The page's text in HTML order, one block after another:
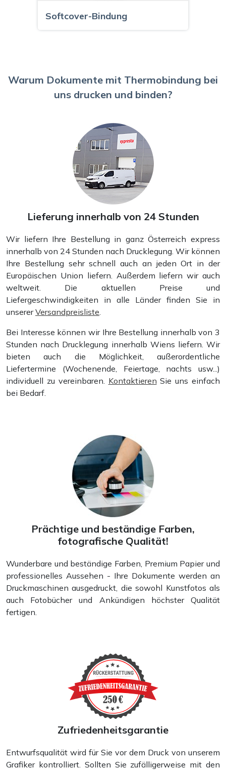
Softcover-Bindung
Spiralbindung
Plastik-Spiralbindung
Warum Dokumente mit Thermobindung bei
uns drucken und binden?
Lieferung innerhalb von 24 Stunden
Wir liefern Ihre Bestellung in ganz Österreich express
innerhalb von 24 Stunden nach Drucklegung. Wir können
Ihre Bestellung sehr schnell auch an jeden Ort in der
Europäischen Union liefern. Außerdem liefern wir auch
weltweit. Die aktuellen Preise und
Liefergeschwindigkeiten in alle Länder finden Sie in
unsererVersandpreisliste
Bei Interesse können wir Ihre Bestellung innerhalb von 3
Stunden nach Drucklegung innerhalb Wiens liefern. Wir
bieten auch die Möglichkeit, außerordentliche
Liefertermine (Wochenende, Feiertage, nachts usw...)
individuell zu vereinbaren. Kontaktieren Sie uns einfach
bei Bedarf.
Prächtige und beständige Farben,
fotografische Qualität!
Wunderbare und beständige Farben, Premium Papier und
professionelles Aussehen - Ihre Dokumente werden an
Druckmaschinen ausgedruckt, die sowohl Kunstfotos als
auch Fotobücher und Ankündigen höchster Qualität
fertigen.
Zufriedenheitsgarantie
Entwurfsqualität wird für Sie vor dem Druck von unserem
Grafiker kontrolliert. Sollten Sie zufälligerweise mit den